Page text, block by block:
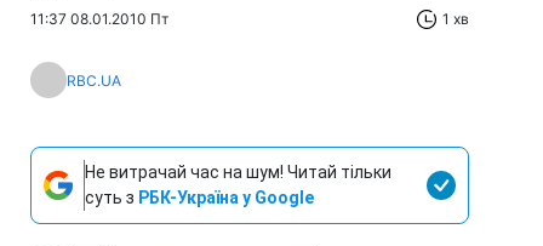
11:37 08.01.2010 Пт 1 хв
RBC.UA
Не витрачай час на шум! Читай тільки
суть з РБК-Україна у Google